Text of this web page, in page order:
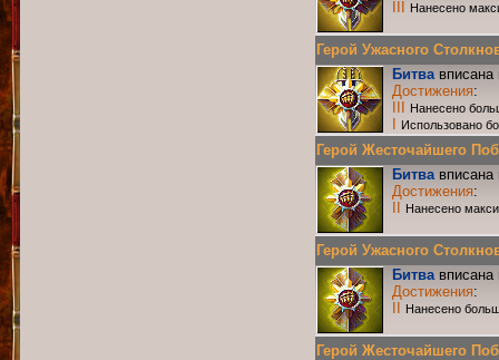
Нанесено
Герой Ужасного
Битвавписана
Достижения:
Нанесено
Использовано
Герой Жесточайшего
Битвавписана
Достижения:
Нанесено
Герой Ужасного
Битвавписана
Достижения:
Нанесено
Герой Жесточайшего